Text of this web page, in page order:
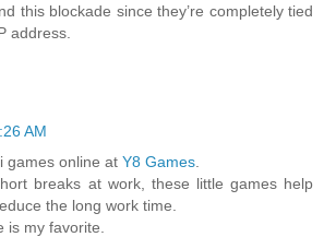
this blockade since they’re completely tied
address.
AM
games online at Y8 Games
breaks at work, these little games help
the long work time.
is my favorite.